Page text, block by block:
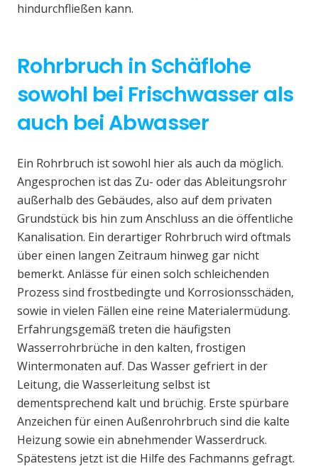
hindurchfließen kann.
Rohrbruch in Schäflohe
sowohl bei Frischwasser als
auch bei Abwasser
Ein Rohrbruch ist sowohl hier als auch da möglich.
Angesprochen ist das Zu- oder das Ableitungsrohr
außerhalb des Gebäudes, also auf dem privaten
Grundstück bis hin zum Anschluss an die öffentliche
Kanalisation. Ein derartiger Rohrbruch wird oftmals
über einen langen Zeitraum hinweg gar nicht
bemerkt. Anlässe für einen solch schleichenden
Prozess sind frostbedingte und Korrosionsschäden,
sowie in vielen Fällen eine reine Materialermüdung.
Erfahrungsgemäß treten die häufigsten
Wasserrohrbrüche in den kalten, frostigen
Wintermonaten auf. Das Wasser gefriert in der
Leitung, die Wasserleitung selbst ist
dementsprechend kalt und brüchig. Erste spürbare
Anzeichen für einen Außenrohrbruch sind die kalte
Heizung sowie ein abnehmender Wasserdruck.
Spätestens jetzt ist die Hilfe des Fachmanns gefragt.